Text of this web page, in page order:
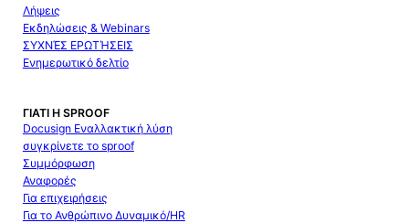
Λήψεις
Εκδηλώσεις & Webinars
ΣΥΧΝΈΣ ΕΡΩΤΉΣΕΙΣ
Ενημερωτικό δελτίο
ΓΙΑΤΊ Η SPROOF
Docusign Εναλλακτική λύση
συγκρίνετε το sproof
Συμμόρφωση
Αναφορές
Για επιχειρήσεις
Για το Ανθρώπινο Δυναμικό/HR